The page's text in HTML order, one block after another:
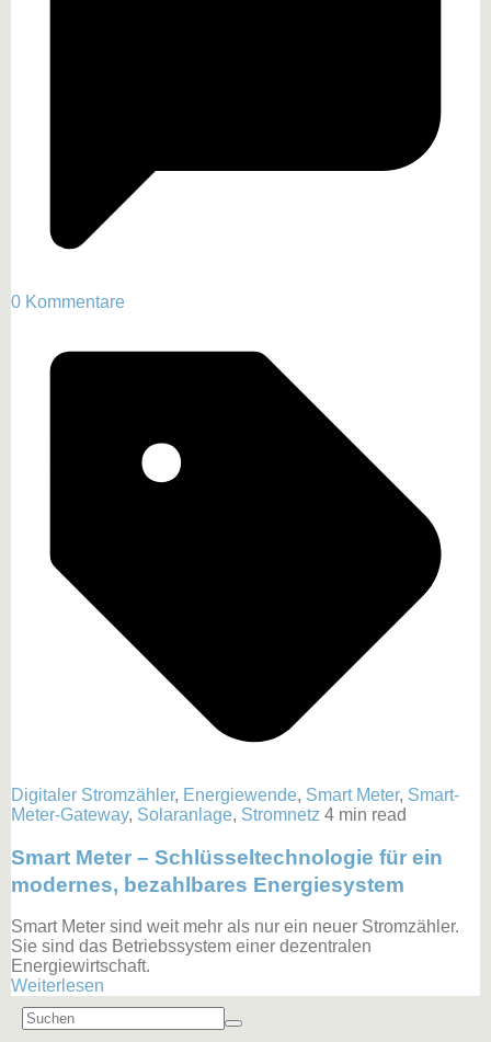
0 Kommentare
Digitaler Stromzähler, Energiewende, Smart Meter, Smart-
Meter-Gateway, Solaranlage, Stromnetz 4 min read
Smart Meter – Schlüsseltechnologie für ein
modernes, bezahlbares Energiesystem
Smart Meter sind weit mehr als nur ein neuer Stromzähler.
Sie sind das Betriebssystem einer dezentralen
Energiewirtschaft.
Weiterlesen